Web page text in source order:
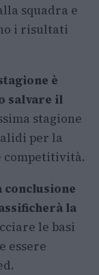
squadra e
i risultati
è
salvare il
stagione
per la
competitività.
conclusione
la
le basi
essere